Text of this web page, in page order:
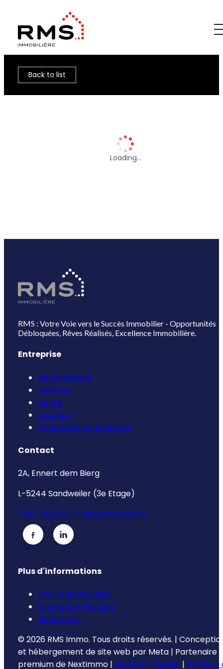
Back to list
Loading…
RMS : Votre Voie vers le Succès Immobilier - Opportunités
Débloquées, Rêves Réalisés, Excellence Immobilière.
Entreprise
Notre agence
Services
Vente
Location
Trouvez votre acheteur
Contact
2A, Ennert dem Bierg
L-5244 Sandweiler (3e Etage)
+352 33 66 67-1info@rmsimmo.lu
Plus d'informations
Informations utiles
Estimation Gratuite
Honoraires
© 2026 RMS Immo. Tous droits réservés. |
et hébergement de site web par Meta | Partenaire
premium de Nextimmo | Mentions légales | Politique